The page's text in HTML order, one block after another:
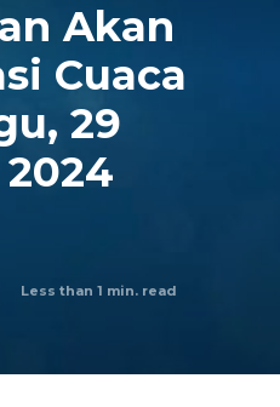
Akan
Cuaca
29
Less than 1 min. read